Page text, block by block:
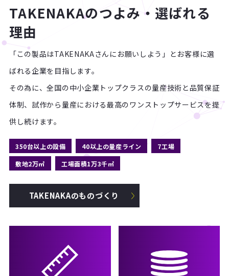
TAKENAKAのつよみ・選ばれる
理由
「この製品はTAKENAKAさんにお願いしよう」とお客様に選
ばれる企業を目指します。
その為に、全国の中小企業トップクラスの量産技術と品質保証
体制、 試作から量産における最高のワンストップサービスを提
供し続けます。
350台以上の設備 40以上の量産ライン
7工場
敷地2万㎡
工場面積1万3千㎡
TAKENAKAのものづくり